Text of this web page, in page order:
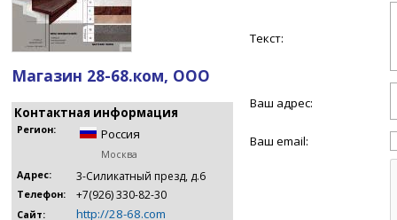
Магазин 28-68.ком, ООО
Контактная информация
Регион: Россия
Москва
Адрес:
3-Силикатный презд, д.6
Телефон: +7(926) 330-82-30
Сайт: http://28-68.com
Текст:
Ваш адрес:
Ваш email: